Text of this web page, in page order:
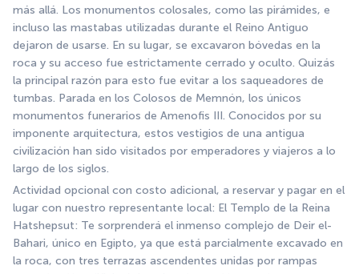
más allá. Los monumentos colosales, como las pirámides, e
incluso las mastabas utilizadas durante el Reino Antiguo
dejaron de usarse. En su lugar, se excavaron bóvedas en la
roca y su acceso fue estrictamente cerrado y oculto. Quizás
la principal razón para esto fue evitar a los saqueadores de
tumbas. Parada en los Colosos de Memnón, los únicos
monumentos funerarios de Amenofis III. Conocidos por su
imponente arquitectura, estos vestigios de una antigua
civilización han sido visitados por emperadores y viajeros a lo
largo de los siglos.
Actividad opcional con costo adicional, a reservar y pagar en el
lugar con nuestro representante local: El Templo de la Reina
Hatshepsut: Te sorprenderá el inmenso complejo de Deir el-
Bahari, único en Egipto, ya que está parcialmente excavado en
la roca, con tres terrazas ascendentes unidas por rampas